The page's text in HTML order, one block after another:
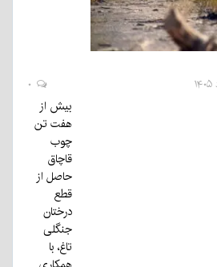
بیش از
هفت تن
چوب
قاچاق
حاصل از
قطع
درختان
جنگلی
تاغ، با